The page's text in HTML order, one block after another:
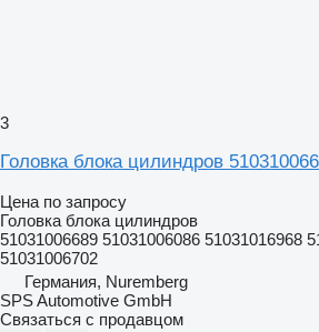
3
Головка блока цилиндров
Цена по запросу
Головка блока цилиндров
51031006689 51031006086 51031016968
51031006702
Германия, Nuremberg
SPS Automotive GmbH
Связаться с продавцом